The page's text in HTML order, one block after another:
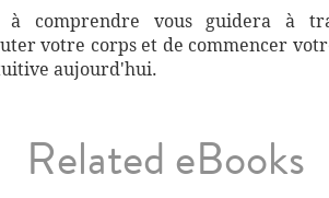
à comprendre vous guidera à
votre corps et de commencer
aujourd'hui.
Related eBooks